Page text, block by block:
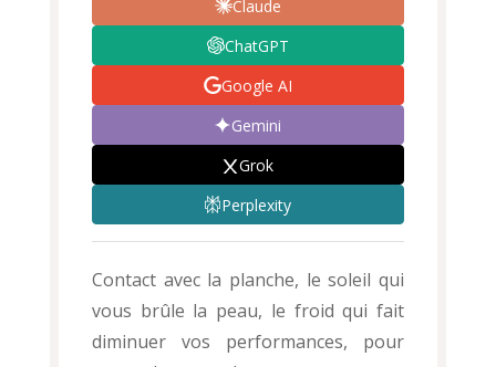
Claude
ChatGPT
Google AI
Gemini
Grok
Perplexity
Contact avec la planche, le soleil qui
vous brûle la peau, le froid qui fait
diminuer vos performances, pour